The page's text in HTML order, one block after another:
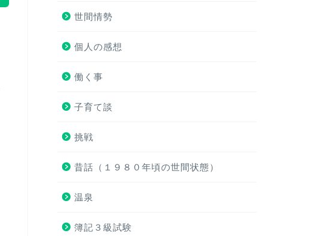
世間情勢
個人の感想
働く事
子育て談
挑戦
昔話（１９８０年頃の世間状態）
温泉
簿記３級試験